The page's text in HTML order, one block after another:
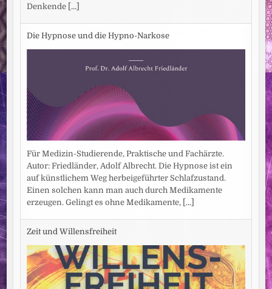
Denkende [...]
Die Hypnose und die Hypno-Narkose
Für Medizin-Studierende, Praktische und Fachärzte.
Autor: Friedländer, Adolf Albrecht. Die Hypnose ist ein
auf künstlichem Weg herbeigeführter Schlafzustand.
Einen solchen kann man auch durch Medikamente
erzeugen. Gelingt es ohne Medikamente, [...]
Zeit und Willensfreiheit